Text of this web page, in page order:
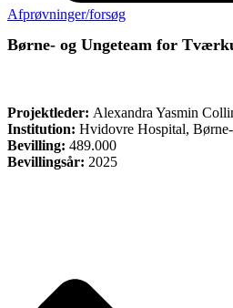
Afprøvninger/forsøg
Børne- og Ungeteam for
Projektleder: Alexandra Yasmin
Institution: Hvidovre Hospital,
Bevilling: 489.000
Bevillingsår: 2025